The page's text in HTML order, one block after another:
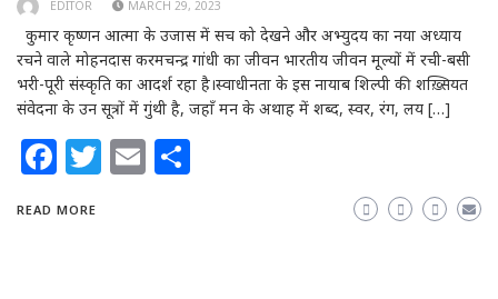
EDITOR MARCH 29, 2023
कुमार कृष्णन आत्मा के उजास में सच को देखने और अभ्युदय का नया अध्याय
रचने वाले मोहनदास करमचन्द्र गांधी का जीवन भारतीय जीवन मूल्यों में रची-बसी
भरी-पूरी संस्कृति का आदर्श रहा है।स्वाधीनता के इस नायाब शिल्पी की शख़्सियत
संवेदना के उन सूत्रों में गुंथी है, जहाँ मन के अथाह में शब्द, स्वर, रंग, लय […]
Facebook
Twitter
Email
READ MORE